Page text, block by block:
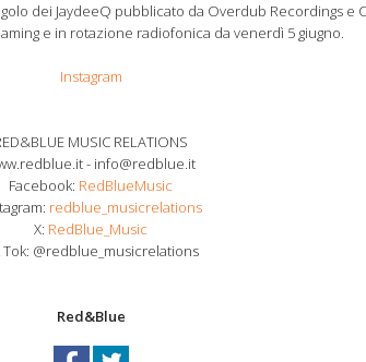
dei JaydeeQ pubblicato da Overdub Recordings
e in rotazione radiofonica da venerdì 5 giugno.
Instagram
MUSIC RELATIONS
- info@redblue.it
Facebook: RedBlueMusic
redblue_musicrelations
X: RedBlue_Music
Tok: @redblue_musicrelations
Red&Blue